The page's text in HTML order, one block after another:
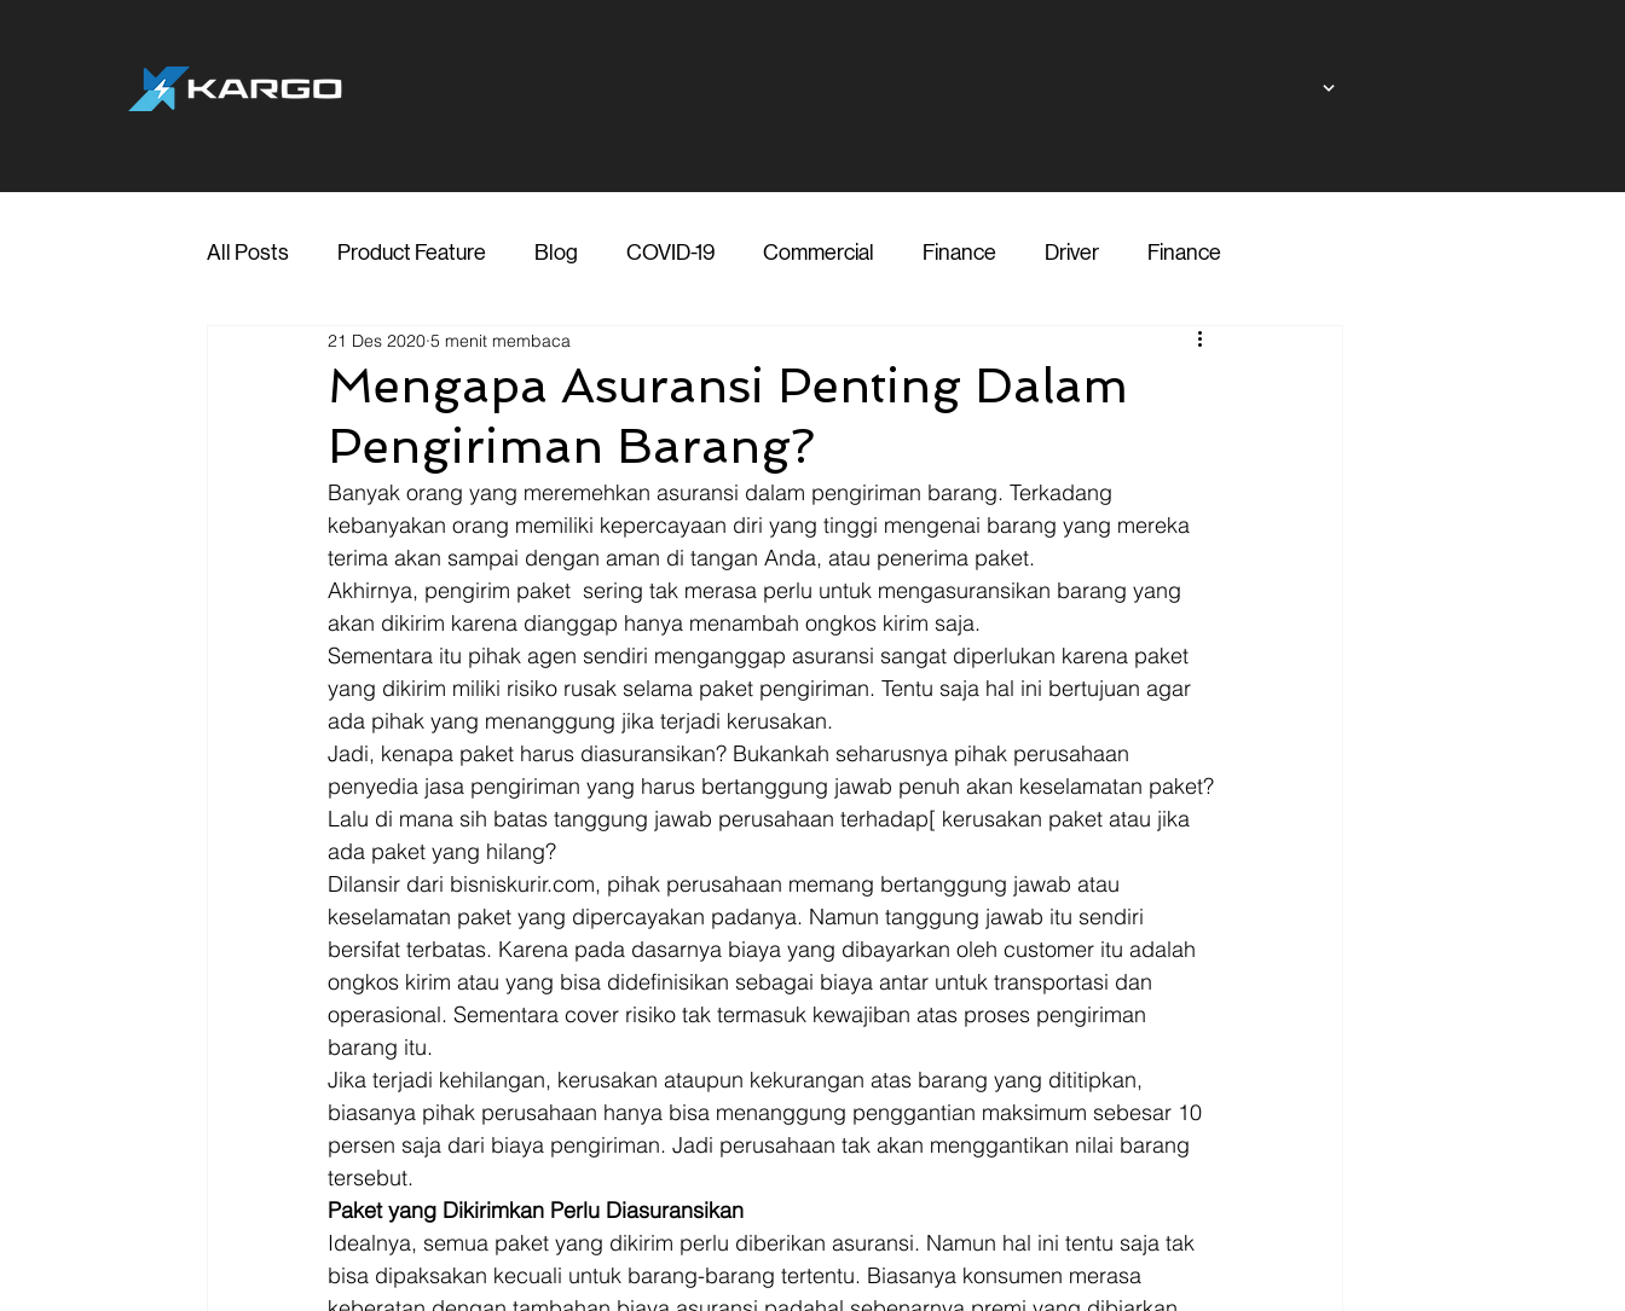
All Posts Product Feature Blog COVID-19 Commercial Finance Driver Finance
Marketing Media
Transporter Support Blog Vendor Shipper
Jakarta
Mengapa Asuransi Penting Dalam
Pengiriman Barang?
21 Des 2020 5 menit membaca
Banyak orang yang meremehkan asuransi dalam pengiriman barang. Terkadang
kebanyakan orang memiliki kepercayaan diri yang tinggi mengenai barang yang mereka
terima akan sampai dengan aman di tangan Anda, atau penerima paket.
Akhirnya, pengirim paket  sering tak merasa perlu untuk mengasuransikan barang yang
akan dikirim karena dianggap hanya menambah ongkos kirim saja.
Sementara itu pihak agen sendiri menganggap asuransi sangat diperlukan karena paket
yang dikirim miliki risiko rusak selama paket pengiriman. Tentu saja hal ini bertujuan agar
ada pihak yang menanggung jika terjadi kerusakan.
Jadi, kenapa paket harus diasuransikan? Bukankah seharusnya pihak perusahaan
penyedia jasa pengiriman yang harus bertanggung jawab penuh akan keselamatan paket?
Lalu di mana sih batas tanggung jawab perusahaan terhadap[ kerusakan paket atau jika
ada paket yang hilang?
Dilansir dari bisniskurir.com, pihak perusahaan memang bertanggung jawab atau
keselamatan paket yang dipercayakan padanya. Namun tanggung jawab itu sendiri
bersifat terbatas. Karena pada dasarnya biaya yang dibayarkan oleh customer itu adalah
ongkos kirim atau yang bisa didefinisikan sebagai biaya antar untuk transportasi dan
operasional. Sementara cover risiko tak termasuk kewajiban atas proses pengiriman
barang itu.
Jika terjadi kehilangan, kerusakan ataupun kekurangan atas barang yang dititipkan,
biasanya pihak perusahaan hanya bisa menanggung penggantian maksimum sebesar 10
persen saja dari biaya pengiriman. Jadi perusahaan tak akan menggantikan nilai barang
tersebut.
Paket yang Dikirimkan Perlu Diasuransikan
Idealnya, semua paket yang dikirim perlu diberikan asuransi. Namun hal ini tentu saja tak
bisa dipaksakan kecuali untuk barang-barang tertentu. Biasanya konsumen merasa